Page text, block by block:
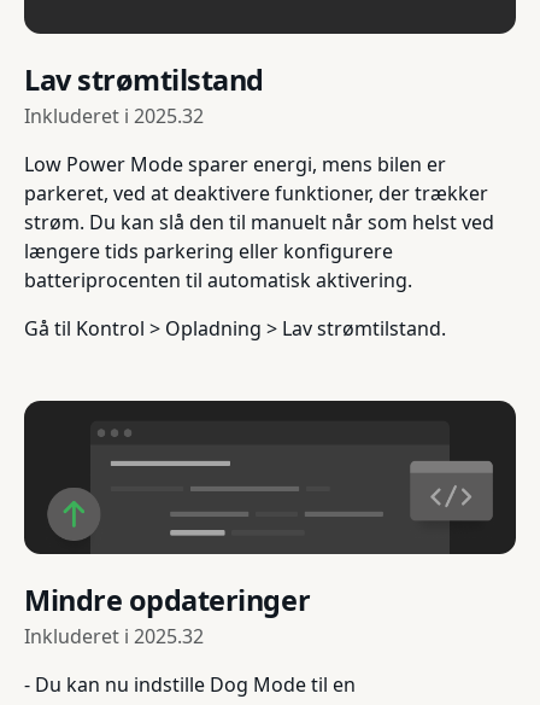
Lav strømtilstand
Inkluderet i 2025.32
Low Power Mode sparer energi, mens bilen er
parkeret, ved at deaktivere funktioner, der trækker
strøm. Du kan slå den til manuelt når som helst ved
længere tids parkering eller konfigurere
batteriprocenten til automatisk aktivering.
Gå til Kontrol > Opladning > Lav strømtilstand.
Mindre opdateringer
Inkluderet i 2025.32
- Du kan nu indstille Dog Mode til en